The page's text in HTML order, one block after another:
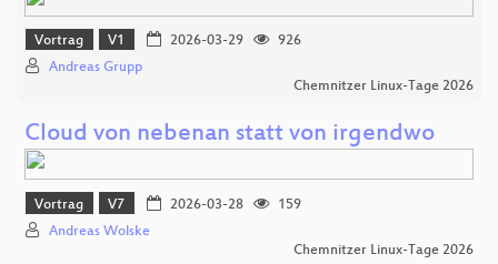
Vortrag V1 2026-03-29
926
Andreas Grupp
Chemnitzer Linux-Tage 2026
Cloud von nebenan statt von irgendwo
Vortrag V7 2026-03-28
159
Andreas Wolske
Chemnitzer Linux-Tage 2026